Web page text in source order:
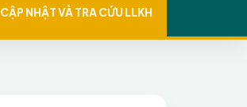
CẬP NHẬT VÀ TRA CỨU LLKH